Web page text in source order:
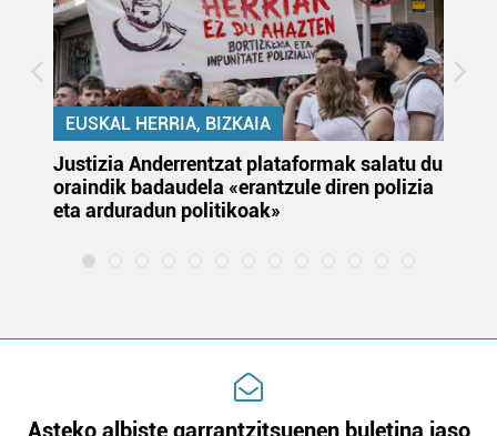
EUSKAL HERRIA, BIZKAIA
Justizia Anderrentzat plataformak salatu du
oraindik badaudela «erantzule diren polizia
eta arduradun politikoak»
Asteko albiste garrantzitsuenen buletina jaso